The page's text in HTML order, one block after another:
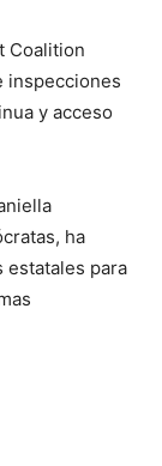
Coalition
inspecciones
y acceso
ha
estatales para